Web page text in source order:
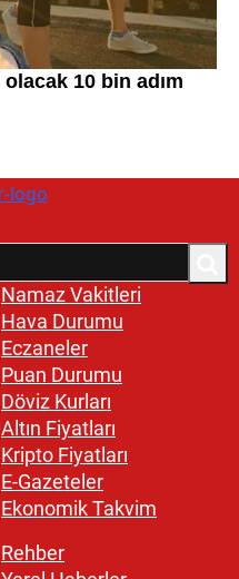
Namaz Vakitleri
Hava Durumu
Eczaneler
Puan Durumu
Döviz Kurları
Altın Fiyatları
Kripto Fiyatları
E-Gazeteler
Ekonomik Takvim
Rehber